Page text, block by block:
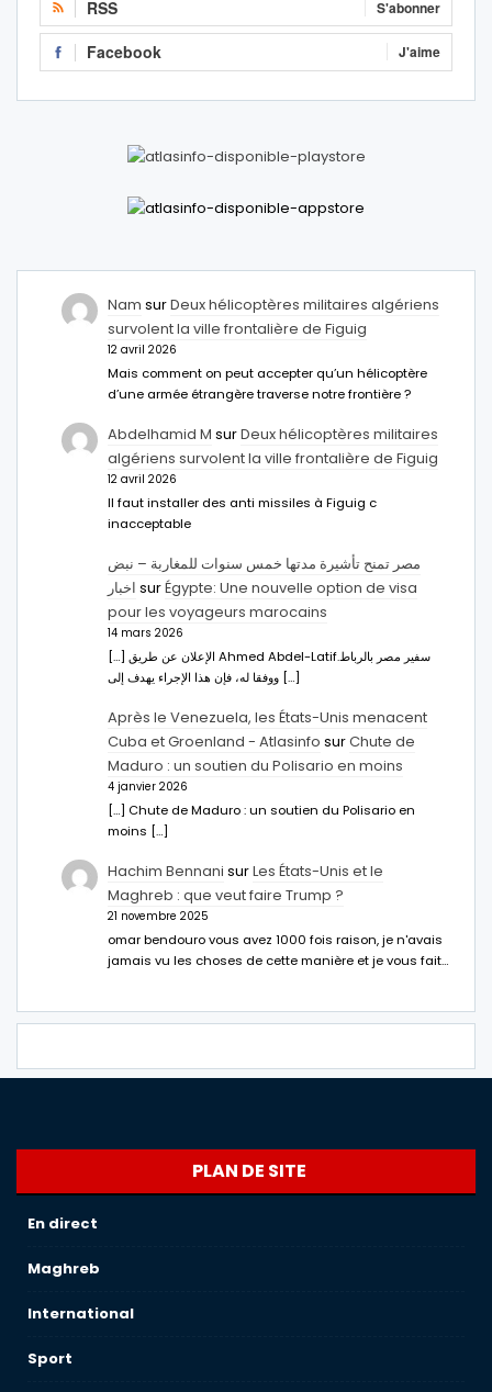
RSS S'abonner
Facebook J'aime
Nam surDeux hélicoptères militaires algériens
survolent la ville frontalière de Figuig
12 avril 2026
Mais comment on peut accepter qu’un hélicoptère
d’une armée étrangère traverse notre frontière ?
Abdelhamid M surDeux hélicoptères militaires
algériens survolent la ville frontalière de Figuig
12 avril 2026
Il faut installer des anti missiles à Figuig c
inacceptable
مصر تمنح تأشيرة مدتها خمس سنوات للمغاربة – نبض
اخبار surÉgypte: Une nouvelle option de visa
pour les voyageurs marocains
14 mars 2026
[…] الإعلان عن طريق Ahmed Abdel-Latifسفير مصر بالرباط.
ووفقا له، فإن هذا الإجراء يهدف إلى […]
Après le Venezuela, les États-Unis menacent
Cuba et Groenland - Atlasinfo surChute de
Maduro : un soutien du Polisario en moins
4 janvier 2026
[…] Chute de Maduro : un soutien du Polisario en
moins […]
Hachim Bennani surLes États-Unis et le
Maghreb : que veut faire Trump ?
21 novembre 2025
omar bendouro vous avez 1000 fois raison, je n'avais
jamais vu les choses de cette manière et je vous fait…
PLAN DE SITE
En direct
Maghreb
International
Sport